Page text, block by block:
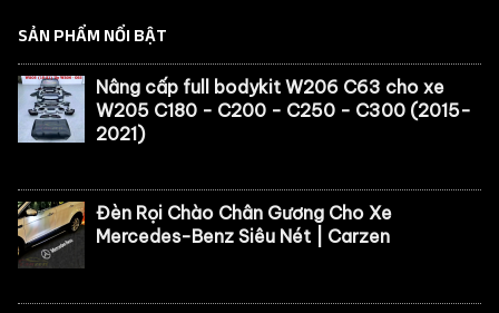
SẢN PHẨM NỔI BẬT
Nâng cấp full bodykit W206 C63 cho xe
W205 C180 - C200 - C250 - C300 (2015-
2021)
Đèn Rọi Chào Chân Gương Cho Xe
Mercedes-Benz Siêu Nét | Carzen